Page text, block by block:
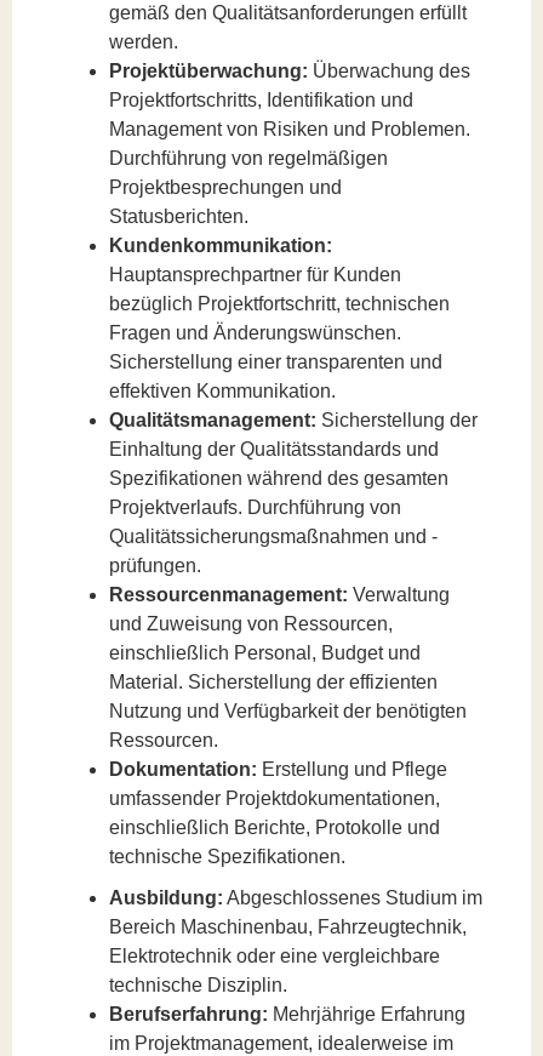
gemäß den Qualitätsanforderungen erfüllt
werden.
Projektüberwachung: Überwachung des
Projektfortschritts, Identifikation und
Management von Risiken und Problemen.
Durchführung von regelmäßigen
Projektbesprechungen und
Statusberichten.
Kundenkommunikation:
Hauptansprechpartner für Kunden
bezüglich Projektfortschritt, technischen
Fragen und Änderungswünschen.
Sicherstellung einer transparenten und
effektiven Kommunikation.
Qualitätsmanagement: Sicherstellung der
Einhaltung der Qualitätsstandards und
Spezifikationen während des gesamten
Projektverlaufs. Durchführung von
Qualitätssicherungsmaßnahmen und -
prüfungen.
Ressourcenmanagement: Verwaltung
und Zuweisung von Ressourcen,
einschließlich Personal, Budget und
Material. Sicherstellung der effizienten
Nutzung und Verfügbarkeit der benötigten
Ressourcen.
Dokumentation: Erstellung und Pflege
umfassender Projektdokumentationen,
einschließlich Berichte, Protokolle und
technische Spezifikationen.
Ausbildung: Abgeschlossenes Studium im
Bereich Maschinenbau, Fahrzeugtechnik,
Elektrotechnik oder eine vergleichbare
technische Disziplin.
Berufserfahrung: Mehrjährige Erfahrung
im Projektmanagement, idealerweise im